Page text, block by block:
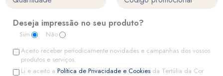
Deseja impressão no seu produto?
Sim
Não
Aceito receber periodicamente novidades e campanhas dos vossos
produtos e serviços.
Li e aceito a Política de Privacidade e Cookies da Tertúlia da Cor